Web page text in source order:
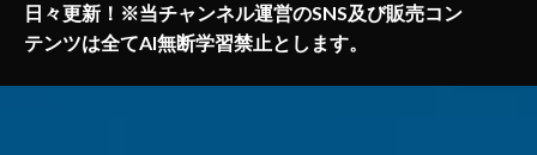
日々更新！※当チャンネル運営のSNS及び販売コン
テンツは全てAI無断学習禁止とします。